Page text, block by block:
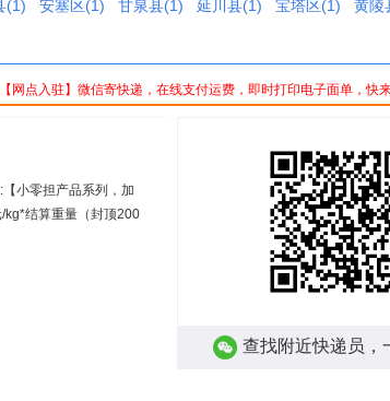
(1) 安塞区(1) 甘泉县(1) 延川县(1) 宝塔区(1)
黄陵
【网点入驻】微信寄快递，在线支付运费，即时打印电子面单，快
小零担产品系列，加
kg*结算重量（封顶200
查找附近快递员，